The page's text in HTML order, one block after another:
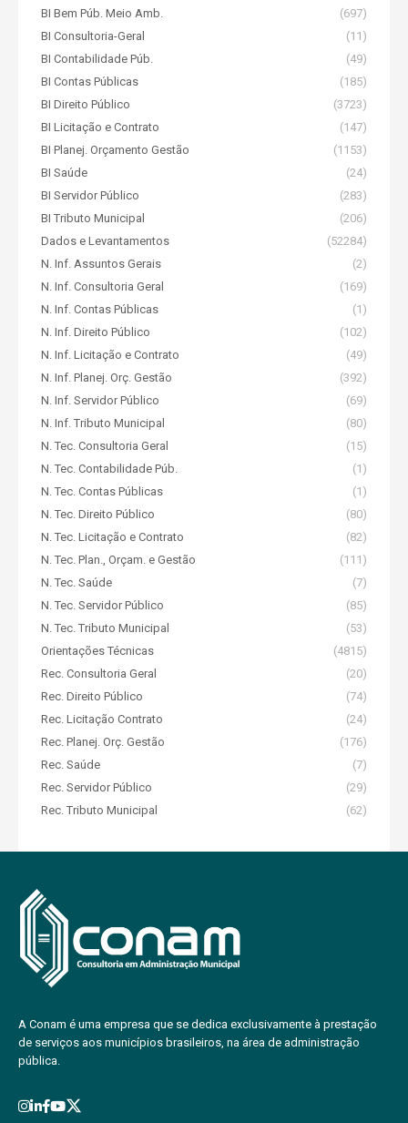
BI Bem Púb. Meio Amb.
(697)
BI Consultoria-Geral
(11)
BI Contabilidade Púb.
(49)
BI Contas Públicas
(185)
BI Direito Público
(3723)
BI Licitação e Contrato
(147)
BI Planej. Orçamento Gestão
(1153)
BI Saúde
(24)
BI Servidor Público
(283)
BI Tributo Municipal
(206)
Dados e Levantamentos
(52284)
N. Inf. Assuntos Gerais
(2)
N. Inf. Consultoria Geral
(169)
N. Inf. Contas Públicas
(1)
N. Inf. Direito Público
(102)
N. Inf. Licitação e Contrato
(49)
N. Inf. Planej. Orç. Gestão
(392)
N. Inf. Servidor Público
(69)
N. Inf. Tributo Municipal
(80)
N. Tec. Consultoria Geral
(15)
N. Tec. Contabilidade Púb.
(1)
N. Tec. Contas Públicas
(1)
N. Tec. Direito Público
(80)
N. Tec. Licitação e Contrato
(82)
N. Tec. Plan., Orçam. e Gestão
(111)
N. Tec. Saúde
(7)
N. Tec. Servidor Público
(85)
N. Tec. Tributo Municipal
(53)
Orientações Técnicas
(4815)
Rec. Consultoria Geral
(20)
Rec. Direito Público
(74)
Rec. Licitação Contrato
(24)
Rec. Planej. Orç. Gestão
(176)
Rec. Saúde
(7)
Rec. Servidor Público
(29)
Rec. Tributo Municipal
(62)
A Conam é uma empresa que se dedica exclusivamente à prestação
de serviços aos municípios brasileiros, na área de administração
pública.